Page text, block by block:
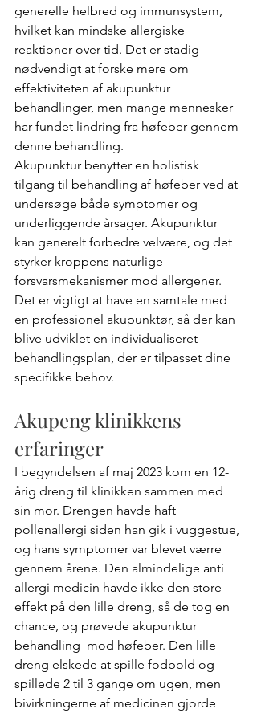
generelle helbred og immunsystem,
hvilket kan mindske allergiske
reaktioner over tid. Det er stadig
nødvendigt at forske mere om
effektiviteten af akupunktur
behandlinger, men mange mennesker
har fundet lindring fra høfeber gennem
denne behandling.
Akupunktur benytter en holistisk
tilgang til behandling af høfeber ved at
undersøge både symptomer og
underliggende årsager. Akupunktur
kan generelt forbedre velvære, og det
styrker kroppens naturlige
forsvarsmekanismer mod allergener.
Det er vigtigt at have en samtale med
en professionel akupunktør, så der kan
blive udviklet en individualiseret
behandlingsplan, der er tilpasset dine
specifikke behov.
Akupeng klinikkens
erfaringer
I begyndelsen af maj 2023 kom en 12-
årig dreng til klinikken sammen med
sin mor. Drengen havde haft
pollenallergi siden han gik i vuggestue,
og hans symptomer var blevet værre
gennem årene. Den almindelige anti
allergi medicin havde ikke den store
effekt på den lille dreng, så de tog en
chance, og prøvede akupunktur
behandling  mod høfeber. Den lille
dreng elskede at spille fodbold og
spillede 2 til 3 gange om ugen, men
bivirkningerne af medicinen gjorde